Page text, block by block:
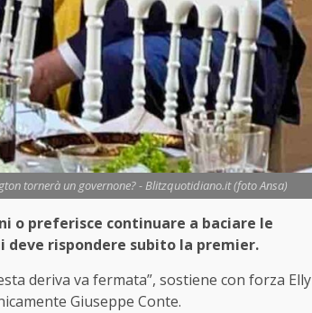
tornerà un governone? - Blitzquotidiano.it (foto Ansa)
o preferisce continuare a baciare le
deve rispondere subito la premier.
deriva va fermata”, sostiene con forza Elly
Giuseppe Conte.